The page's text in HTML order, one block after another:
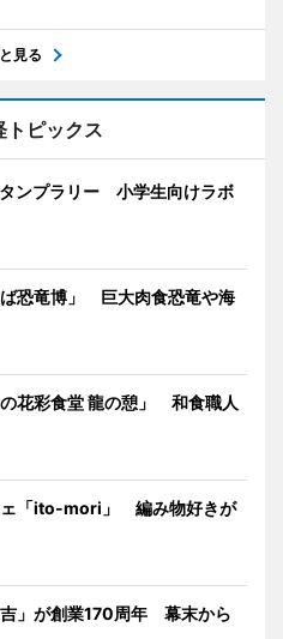
見る
トピックス
ンプラリー 小学生向けラボ
恐竜博」 巨大肉食恐竜や海
花彩食堂 龍の憩」 和食職人
ェ「ito-mori」 編み物好きが
」が創業170周年 幕末から